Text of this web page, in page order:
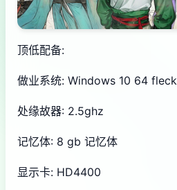
顶低配备:
做业系统: Windows 10 64 fleck
处缘故器: 2.5ghz
记忆体: 8 gb 记忆体
显示卡: HD4400